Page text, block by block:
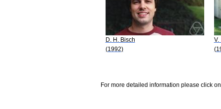
D. H. Bisch
(1992)
V.
For more detailed information please click